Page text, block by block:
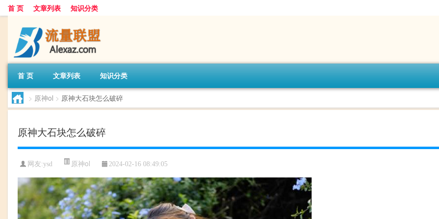
首 页 文章列表 知识分类
首 页 文章列表 知识分类
> 原神ol > 原神大石块怎么破碎
原神大石块怎么破碎
网友:ysd 原神ol 2024-02-16 08:49:05